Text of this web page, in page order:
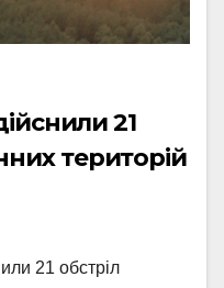
21
територій
21 обстріл